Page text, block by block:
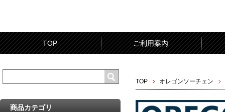
TOP ご利用案内
TOP オレゴンソーチェン
商品カテゴリ